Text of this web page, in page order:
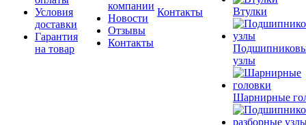
Условия
доставки
Гарантия
на товар
компании
Новости
Отзывы
Контакты
Контакты Втулки
узлы
Шарнирные